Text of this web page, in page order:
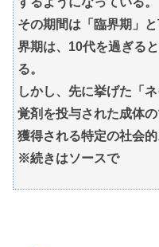
その期間は「臨界期」
界期は、10代を過ぎる
る。
しかし、先に挙げた「
覚剤を投与された成体
獲得される特定の社会的
※続きはソースで